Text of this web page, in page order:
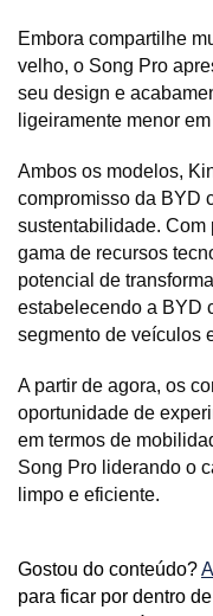
Embora compartilhe
velho, o Song Pro
seu design e
ligeiramente menor
Ambos os modelos,
compromisso da BYD
sustentabilidade. Com
gama de recursos
potencial de
estabelecendo a BYD
segmento de veículos
A partir de agora, os
oportunidade de
em termos de
Song Pro liderando o
limpo e eficiente.
Gostou do conteúdo?
para ficar por dentro